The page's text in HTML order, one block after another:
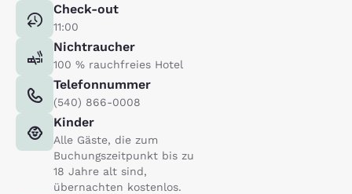
Check-out
11:00
Nichtraucher
100 % rauchfreies Hotel
Telefonnummer
(540) 866-0008
Kinder
Alle Gäste, die zum
Buchungszeitpunkt bis zu
18 Jahre alt sind,
übernachten kostenlos.